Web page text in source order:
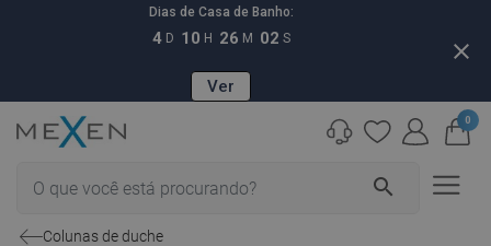
Dias de Casa de Banho:
4 D 10 H 26 M 01 S
Ver
close
search
0
Colunas de duche